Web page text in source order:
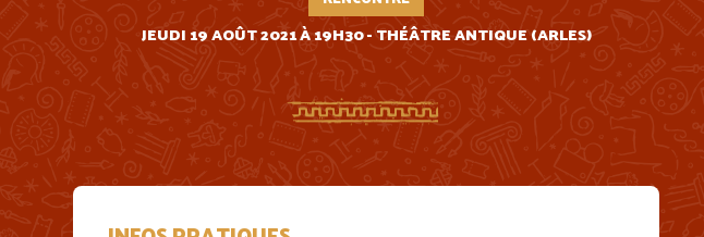
JEUDI 19 AOÛT 2021 À 19H30 - THÉÂTRE ANTIQUE (ARLES)